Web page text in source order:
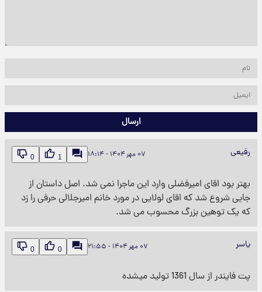
ارسال
رفیعی ۰۷ مهر ۱۴۰۴ - ۱۸:۱۴ 1
0
بهتر بود اقای امیرفضلی وارد این ماجرا نمی شد. اصل داستان از
جایی شروع شد که اقای لولایی در مورد خانم امیرجلالی حرفی را زد
که یک توهین بزرگ محسوب می شد.
یاسر ۰۷ مهر ۱۴۰۴ - ۲۱:۵۵ 0
0
پت فایندر از سال 1361 تولید میشده